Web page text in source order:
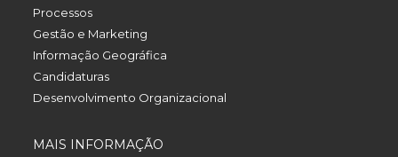
Processos
Gestão e Marketing
Informação Geográfica
Candidaturas
Desenvolvimento Organizacional
MAIS INFORMAÇÃO